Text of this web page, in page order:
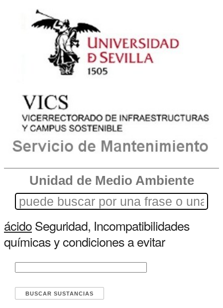
Unidad de Medio Ambiente
ácidoSeguridad, Incompatibilidades
químicas y condiciones a evitar